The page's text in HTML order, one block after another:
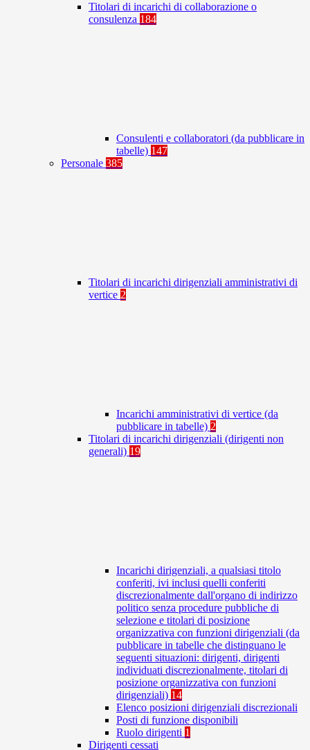
Titolari di incarichi di collaborazione o
consulenza 184
Consulenti e collaboratori (da pubblicare in
tabelle) 147
Personale 385
Titolari di incarichi dirigenziali amministrativi di
vertice 2
Incarichi amministrativi di vertice (da
pubblicare in tabelle) 2
Titolari di incarichi dirigenziali (dirigenti non
generali) 19
Incarichi dirigenziali, a qualsiasi titolo
conferiti, ivi inclusi quelli conferiti
discrezionalmente dall'organo di indirizzo
politico senza procedure pubbliche di
selezione e titolari di posizione
organizzativa con funzioni dirigenziali (da
pubblicare in tabelle che distinguano le
seguenti situazioni: dirigenti, dirigenti
individuati discrezionalmente, titolari di
posizione organizzativa con funzioni
dirigenziali) 14
Elenco posizioni dirigenziali discrezionali
Posti di funzione disponibili
Ruolo dirigenti 1
Dirigenti cessati